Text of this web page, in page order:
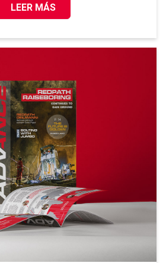
LEER MÁS
VERANO 2022 – “ADVANCE”